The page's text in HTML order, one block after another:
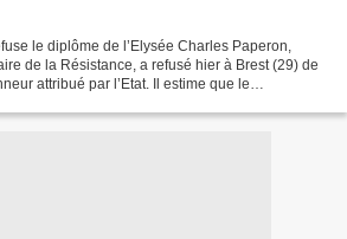
le diplôme de l’Elysée Charles Paperon,
de la Résistance, a refusé hier à Brest (29) de
attribué par l’Etat. Il estime que le